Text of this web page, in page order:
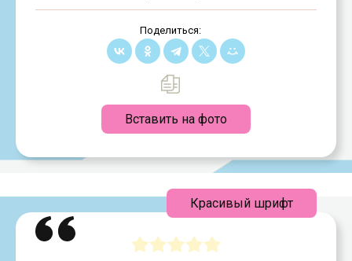
Поделиться:
Вставить на фото
Красивый шрифт